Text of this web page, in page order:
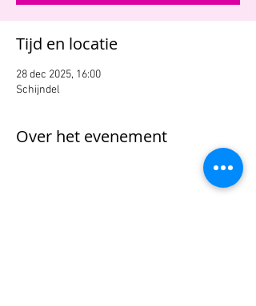
Tijd en locatie
28 dec 2025, 16:00
Schijndel
Over het evenement